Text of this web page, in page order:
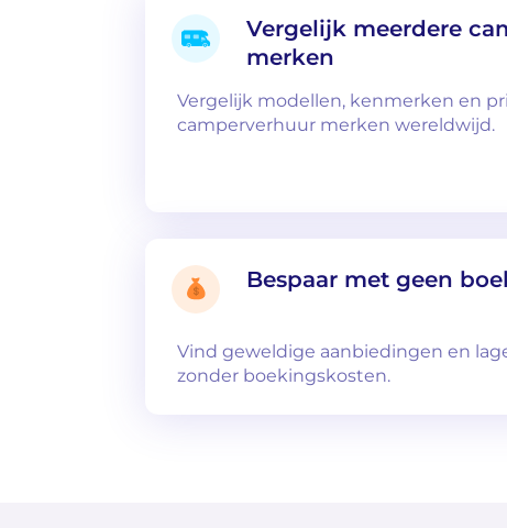
Vergelijk meerdere
merken
Vergelijk modellen, kenmerken en
camperverhuur merken wereldwijd.
Bespaar met geen
Vind geweldige aanbiedingen en
zonder boekingskosten.